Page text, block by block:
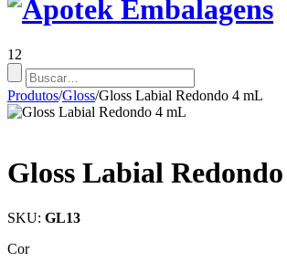
12
Produtos/Gloss/Gloss Labial Redondo 4 mL
Gloss Labial
SKU: GL13
Cor